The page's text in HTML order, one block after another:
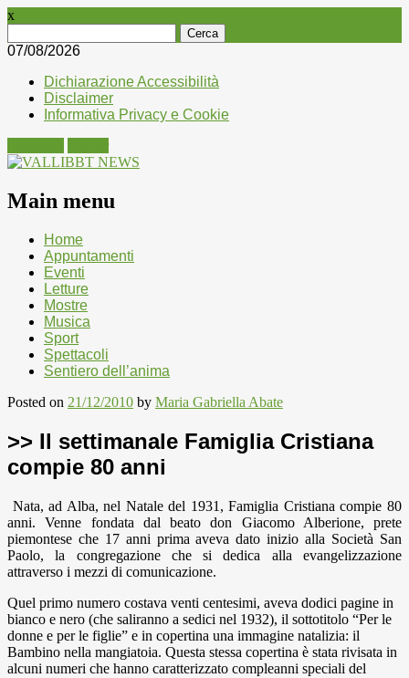
x
per:
07/08/2026
Dichiarazione Accessibilità
Disclaimer
Informativa Privacy e Cookie
Main menu
Skip
content
Home
Appuntamenti
Eventi
Letture
Mostre
Musica
Sport
Spettacoli
Sentiero dell’anima
Posted on 21/12/2010 by Maria Gabriella Abate
>> Il settimanale Famiglia Cristiana
compie 80 anni
Nata, ad Alba, nel Natale del 1931, Famiglia Cristiana compie 80
anni. Venne fondata dal beato don Giacomo Alberione, prete
piemontese che 17 anni prima aveva dato inizio alla Società San
Paolo, la congregazione che si dedica alla evangelizzazione
attraverso i mezzi di comunicazione.
Quel primo numero costava venti centesimi, aveva dodici pagine in
bianco e nero (che saliranno a sedici nel 1932), il sottotitolo “Per le
donne e per le figlie” e in copertina una immagine natalizia: il
Bambino nella mangiatoia. Questa stessa copertina è stata rivisata in
alcuni numeri che hanno caratterizzato compleanni speciali del